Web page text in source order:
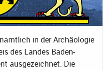
in der Archäologie
des Landes Baden-
ausgezeichnet. Die